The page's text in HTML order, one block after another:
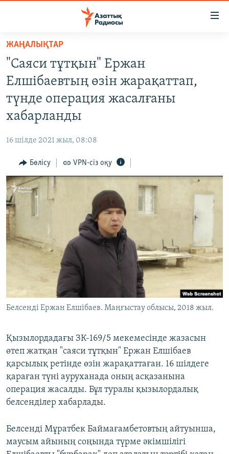
Skip
main
content
main
Skip
Search
ЖАҢАЛЫҚТАР
ҚАҢТАР ОҚИҒАСЫ
ӘЛЕУМЕТ
ӘЛЕМ
АРНАЙЫ ЖОБАЛАР
Русский
ЖАЗЫЛЫҢЫЗ
Басқа тілдерде
ЖАҢАЛЫҚТАР
"Саяси тұтқын" Ержан
Елшібаевтың өзін жарақаттап,
түнде операция жасалғаны
хабарланды
16 шілде 2021 жыл, 08:08
Бөлісу VPN-сіз оқу
Белсенді Ержан Елшібаев. Маңғыстау облысы, 2018 жыл.
Қызылордадағы ЗК-169/5 мекемесінде жазасын
өтеп жатқан "саяси тұтқын" Ержан Елшібаев
қарсылық ретінде өзін жарақаттаған. 16 шілдеге
қараған түні ауруханада оның асқазанына
операция жасалды. Бұл туралы қызылордалық
белсенділер хабарлады.
Белсенді Мұратбек Баймағамбетовтың айтуынша,
маусым айының соңында түрме әкімшілігі